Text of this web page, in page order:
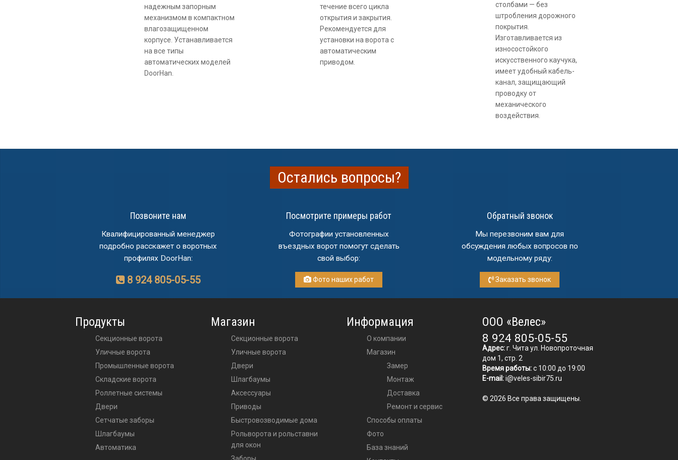
надежным запорным
механизмом в компактном
влагозащищенном
корпусе. Устанавливается
на все типы
автоматических моделей
DoorHan.
течение всего цикла
открытия и закрытия.
Рекомендуется для
установки на ворота с
автоматическим
приводом.
столбами — без
штробления дорожного
покрытия.
Изготавливается из
износостойкого
искусственного каучука,
имеет удобный кабель-
канал, защищающий
проводку от
механического
воздействия.
Остались вопросы?
Позвоните нам
Квалифицированный менеджер
подробно расскажет о воротных
профилях DoorHan:
8 924 805-05-55
Посмотрите примеры работ
Фотографии установленных
въездных ворот помогут сделать
свой выбор:
Фото наших работ
Обратный звонок
Мы перезвоним вам для
обсуждения любых вопросов по
модельному ряду:
Заказать звонок
Продукты
Секционные ворота
Уличные ворота
Промышленные ворота
Складские ворота
Роллетные системы
Двери
Сетчатые заборы
Шлагбаумы
Автоматика
Магазин
Секционные ворота
Уличные ворота
двери
шлагбаумы
аксессуары
приводы
Быстровозводимые дома
Рольворота и рольставни
для окон
Информация
О компании
Магазин
Замер
Монтаж
Доставка
Ремонт и сервис
Способы оплаты
Фото
База знаний
ООО «Велес»
8 924 805-05-55
Адрес:г. Чита ул. Новопроточная
дом 1, стр. 2
Время работы:с 10:00 до 19:00
E-mail: i@veles-sibir75.ru
© 2026 Все права защищены.